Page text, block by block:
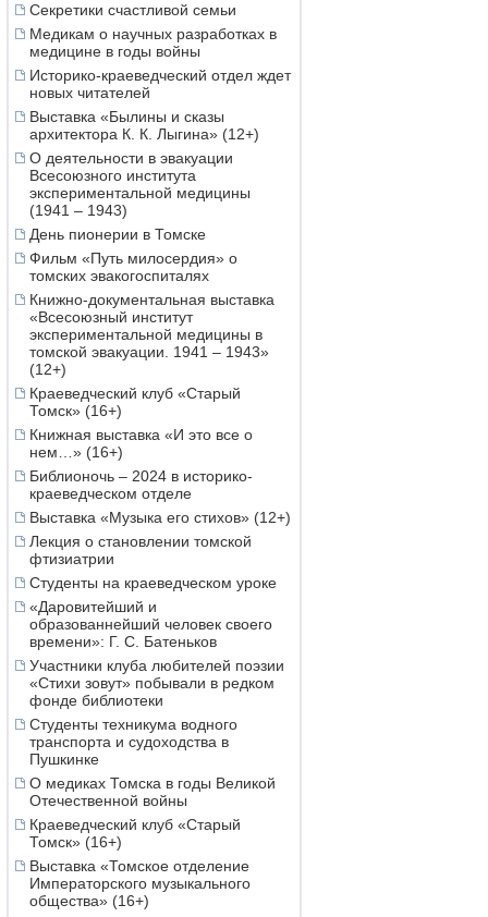
Секретики счастливой семьи
Медикам о научных разработках в
медицине в годы войны
Историко-краеведческий отдел ждет
новых читателей
Выставка «Былины и сказы
архитектора К. К. Лыгина» (12+)
О деятельности в эвакуации
Всесоюзного института
экспериментальной медицины
(1941 – 1943)
День пионерии в Томске
Фильм «Путь милосердия» о
томских эвакогоспиталях
Книжно-документальная выставка
«Всесоюзный институт
экспериментальной медицины в
томской эвакуации. 1941 – 1943»
(12+)
Краеведческий клуб «Старый
Томск» (16+)
Книжная выставка «И это все о
нем…» (16+)
Библионочь – 2024 в историко-
краеведческом отделе
Выставка «Музыка его стихов» (12+)
Лекция о становлении томской
фтизиатрии
Студенты на краеведческом уроке
«Даровитейший и
образованнейший человек своего
времени»: Г. С. Батеньков
Участники клуба любителей поэзии
«Стихи зовут» побывали в редком
фонде библиотеки
Студенты техникума водного
транспорта и судоходства в
Пушкинке
О медиках Томска в годы Великой
Отечественной войны
Краеведческий клуб «Старый
Томск» (16+)
Выставка «Томское отделение
Императорского музыкального
общества» (16+)